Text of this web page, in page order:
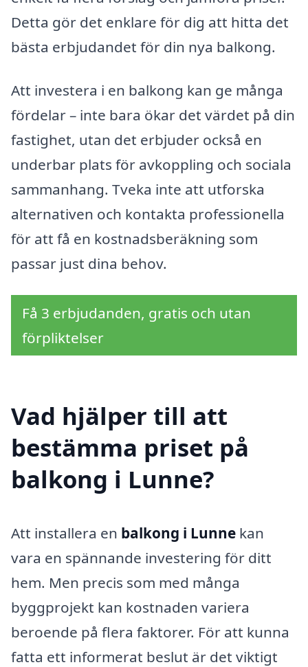
Detta gör det enklare för dig att hitta det
bästa erbjudandet för din nya balkong.
Att investera i en balkong kan ge många
fördelar – inte bara ökar det värdet på din
fastighet, utan det erbjuder också en
underbar plats för avkoppling och sociala
sammanhang. Tveka inte att utforska
alternativen och kontakta professionella
för att få en kostnadsberäkning som
passar just dina behov.
Få 3 erbjudanden, gratis och utan
förpliktelser
Vad hjälper till att
bestämma priset på
balkong i Lunne?
Att installera en balkong i Lunne kan
vara en spännande investering för ditt
hem. Men precis som med många
byggprojekt kan kostnaden variera
beroende på flera faktorer. För att kunna
fatta ett informerat beslut är det viktigt